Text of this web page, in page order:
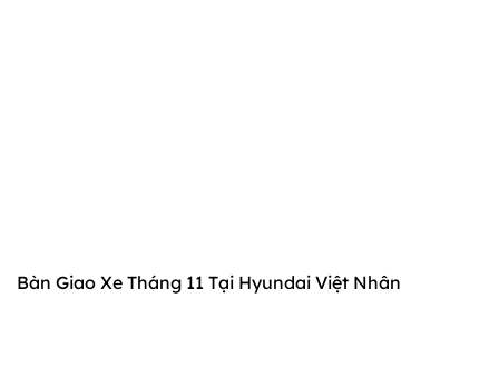
Bàn Giao Xe Tháng 11 Tại Hyundai Việt Nhân